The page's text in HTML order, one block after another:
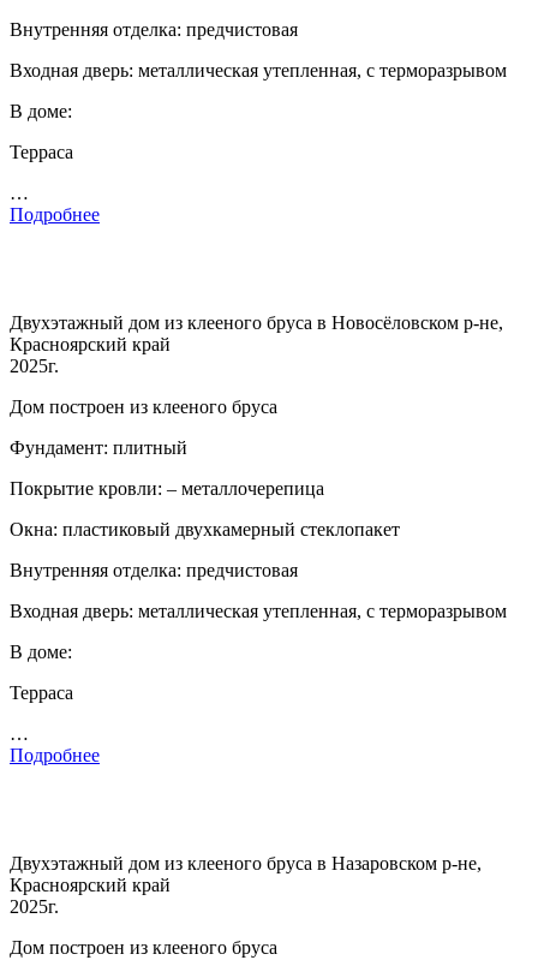
Внутренняя отделка: предчистовая
Входная дверь: металлическая утепленная, с терморазрывом
В доме:
Терраса
…
Подробнее
Двухэтажный дом из клееного бруса в Новосёловском р-не,
Красноярский край
2025г.
Дом построен из клееного бруса
Фундамент: плитный
Покрытие кровли: – металлочерепица
Окна: пластиковый двухкамерный стеклопакет
Внутренняя отделка: предчистовая
Входная дверь: металлическая утепленная, с терморазрывом
В доме:
Терраса
…
Подробнее
Двухэтажный дом из клееного бруса в Назаровском р-не,
Красноярский край
2025г.
Дом построен из клееного бруса